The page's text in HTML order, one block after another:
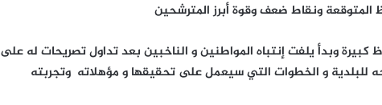
ونقاط ضعف وقوة أبرز المترشحين
وبدأ يلفت إنتباه المواطنين و الناخبين بعد تداول تصريحات له على
للبلدية و الخطوات التي سيعمل على تحقيقها و مؤهلاته وتجربته